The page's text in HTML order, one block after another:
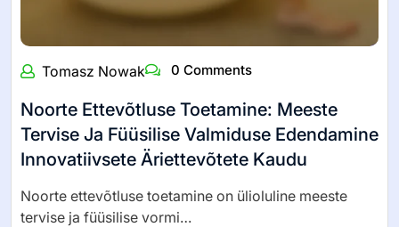
Tomasz Nowak 0 Comments
Noorte Ettevõtluse Toetamine: Meeste
Tervise Ja Füüsilise Valmiduse Edendamine
Innovatiivsete Äriettevõtete Kaudu
Noorte ettevõtluse toetamine on ülioluline meeste
tervise ja füüsilise vormi…